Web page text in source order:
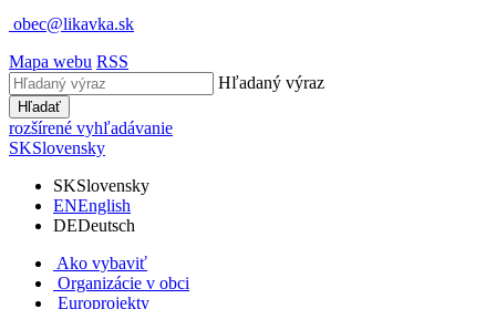
obec@likavka.sk
Mapa webu RSS
Hľadaný výraz
Hľadať
rozšírené vyhľadávanie
SKSlovensky
SKSlovensky
ENEnglish
DEDeutsch
Ako vybaviť
Organizácie v obci
Europrojekty